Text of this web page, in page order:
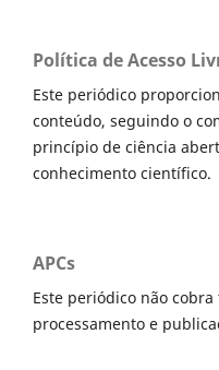
Política de Acesso
Este periódico
conteúdo, seguindo o
princípio de ciência
conhecimento científico.
APCs
Este periódico não
processamento e